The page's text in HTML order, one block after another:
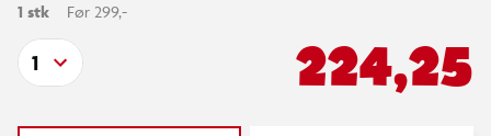
1 stk Før 299,-
224,25
1